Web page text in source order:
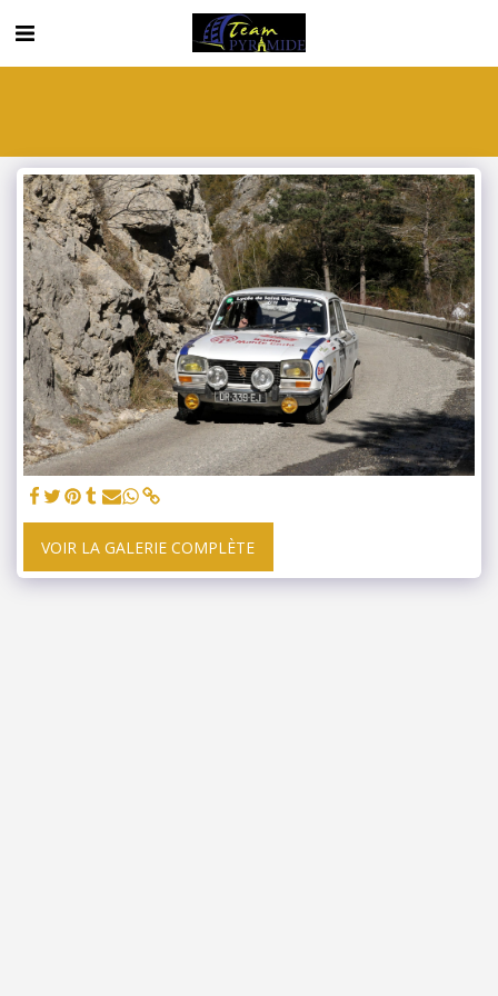
VOIR LA GALERIE COMPLÈTE